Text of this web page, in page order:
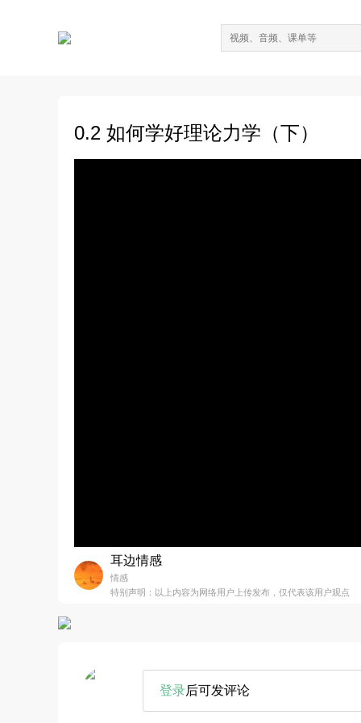
0.2 如何学好理论力学（下）
耳边情感
情感
特别声明：以上内容为网络用户上传发布，仅代表该用户观点
登录后可发评论